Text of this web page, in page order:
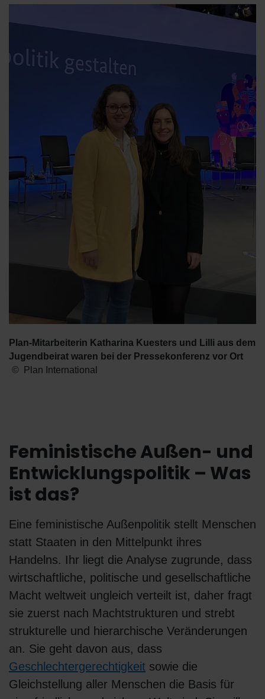
Plan-Mitarbeiterin Katharina Kuesters und Lilli aus dem
Jugendbeirat waren bei der Pressekonferenz vor Ort
Plan International
Feministische Außen- und
Entwicklungspolitik – Was
ist das?
Eine feministische Außenpolitik stellt Menschen
statt Staaten in den Mittelpunkt ihres
Handelns. Ihr liegt die Analyse zugrunde, dass
wirtschaftliche, politische und gesellschaftliche
Macht weltweit ungleich verteilt ist, daher fragt
sie zuerst nach Machtstrukturen und strebt
strukturelle und hierarchische Veränderungen
an. Sie geht davon aus, dass
Geschlechtergerechtigkeit sowie die
Gleichstellung aller Menschen die Basis für